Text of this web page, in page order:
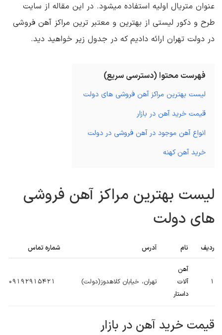
عنوان متریال اولیه استفاده میشود. در این مقاله از سایت
طرح و دکور لیستی از بهترین و معتبر ترین مراکز آهن فروشی
در دولت تهران ارائه دادیم که در جدول زیر خواهید دید.
فهرست محتوا (دسترسی سریع)
لیست بهترین مراکز آهن فروشی های دولت
قیمت خرید آهن در بازار
انواع آهن موجود در آهن فروشی در دولت
خرید آهن کهنه
لیست بهترین مراکز آهن فروشی
های دولت
ردیف نام آدرس شماره تماس
1
آهن
آلات
داستار
تهران، خیابان کلاهدوز(دولت) 09192915421
قیمت خرید آهن در بازار